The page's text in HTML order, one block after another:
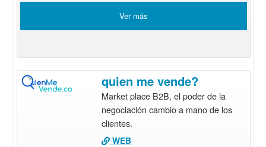
Ver más
quien me vende?
Market place B2B, el poder de la
negociación cambio a mano de los
clientes.
WEB